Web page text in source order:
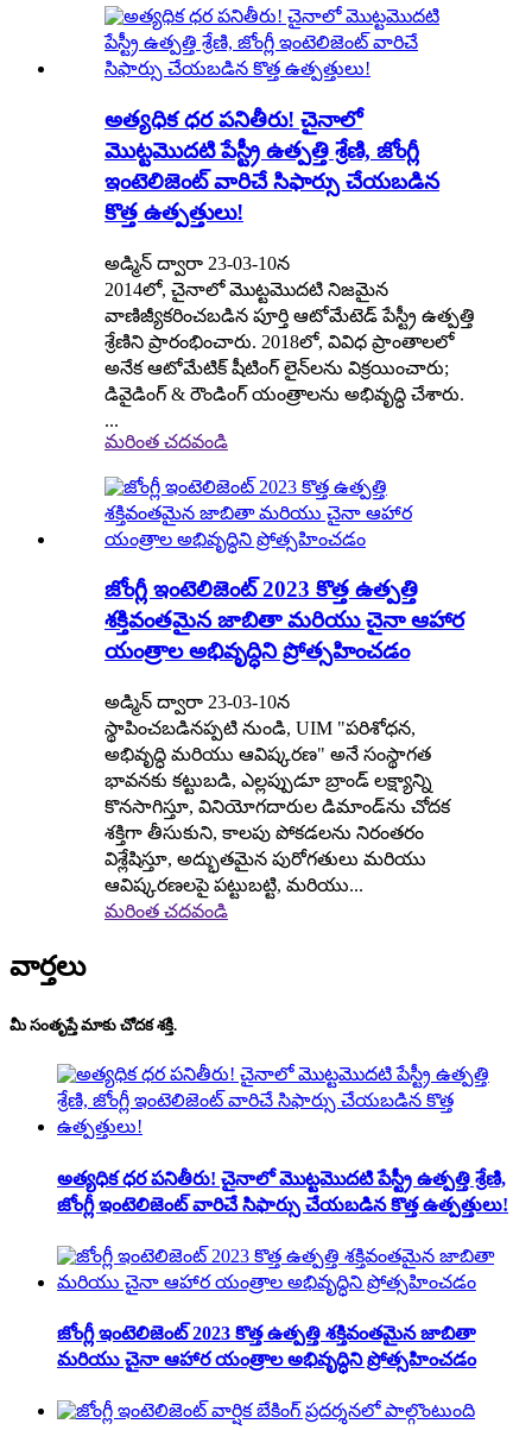
అత్యధిక ధర పనితీరు! చైనాలో
మొట్టమొదటి పేస్ట్రీ ఉత్పత్తి శ్రేణి, జోంగ్లీ
ఇంటెలిజెంట్ వారిచే సిఫార్సు చేయబడిన
కొత్త ఉత్పత్తులు!
అడ్మిన్ ద్వారా 23-03-10న
2014లో, చైనాలో మొట్టమొదటి నిజమైన
వాణిజ్యీకరించబడిన పూర్తి ఆటోమేటెడ్ పేస్ట్రీ ఉత్పత్తి
శ్రేణిని ప్రారంభించారు. 2018లో, వివిధ ప్రాంతాలలో
అనేక ఆటోమేటిక్ షీటింగ్ లైన్‌లను విక్రయించారు;
డివైడింగ్ & రౌండింగ్ యంత్రాలను అభివృద్ధి చేశారు.
...
మరింత చదవండి
జోంగ్లీ ఇంటెలిజెంట్ 2023 కొత్త ఉత్పత్తి
శక్తివంతమైన జాబితా మరియు చైనా ఆహార
యంత్రాల అభివృద్ధిని ప్రోత్సహించడం
అడ్మిన్ ద్వారా 23-03-10న
స్థాపించబడినప్పటి నుండి, UIM "పరిశోధన,
అభివృద్ధి మరియు ఆవిష్కరణ" అనే సంస్థాగత
భావనకు కట్టుబడి, ఎల్లప్పుడూ బ్రాండ్ లక్ష్యాన్ని
కొనసాగిస్తూ, వినియోగదారుల డిమాండ్‌ను చోదక
శక్తిగా తీసుకుని, కాలపు పోకడలను నిరంతరం
విశ్లేషిస్తూ, అద్భుతమైన పురోగతులు మరియు
ఆవిష్కరణలపై పట్టుబట్టి, మరియు...
మరింత చదవండి
వార్తలు
మీ సంతృప్తే మాకు చోదక శక్తి.
అత్యధిక ధర పనితీరు! చైనాలో మొట్టమొదటి పేస్ట్రీ ఉత్పత్తి శ్రేణి,
జోంగ్లీ ఇంటెలిజెంట్ వారిచే సిఫార్సు చేయబడిన కొత్త ఉత్పత్తులు!
జోంగ్లీ ఇంటెలిజెంట్ 2023 కొత్త ఉత్పత్తి శక్తివంతమైన జాబితా
మరియు చైనా ఆహార యంత్రాల అభివృద్ధిని ప్రోత్సహించడం